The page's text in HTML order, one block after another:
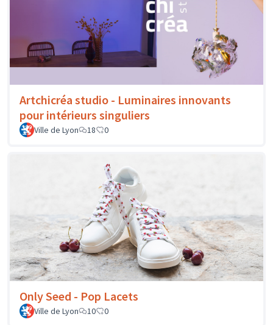
Artchicréa studio - Luminaires innovants
pour intérieurs singuliers
Ville de Lyon 18 0
Only Seed - Pop Lacets
Ville de Lyon 10 0